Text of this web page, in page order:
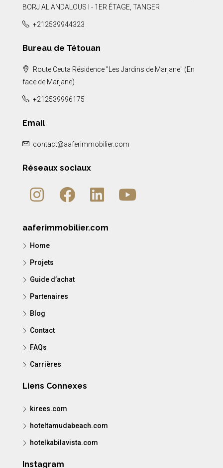
BORJ AL ANDALOUS I - 1ER ÉTAGE, TANGER
+212539944323
Bureau de Tétouan
Route Ceuta Résidence "Les Jardins de Marjane" (En
face de Marjane)
+212539996175
Email
contact@aaferimmobilier.com
Réseaux sociaux
aaferimmobilier.com
Home
Projets
Guide d’achat
Partenaires
Blog
Contact
FAQs
Carrières
Liens Connexes
kirees.com
hoteltamudabeach.com
hotelkabilavista.com
Instagram